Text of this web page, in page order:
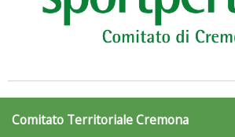
Comitato Territoriale Cremona